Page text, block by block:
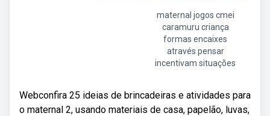
maternal jogos cmei
caramuru criança
formas encaixes
através pensar
incentivam situações
Webconfira 25 ideias de brincadeiras e atividades para
o maternal 2, usando materiais de casa, papelão, luvas,